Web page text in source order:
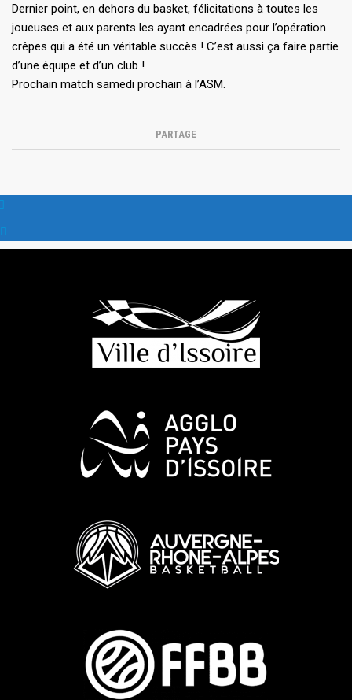
Dernier point, en dehors du basket, félicitations à toutes les
joueuses et aux parents les ayant encadrées pour l’opération
crêpes qui a été un véritable succès ! C’est aussi ça faire partie
d’une équipe et d’un club !
Prochain match samedi prochain à l’ASM.
PARTAGE